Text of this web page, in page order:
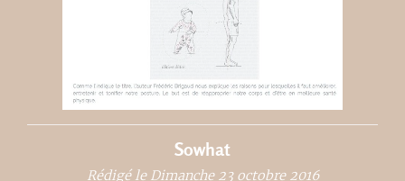
Sowhat
Rédigé le Dimanche 23 octobre 2016